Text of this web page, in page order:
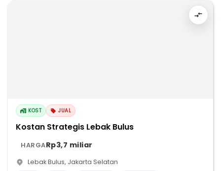
KOST JUAL
Kostan Strategis Lebak Bulus
HARGARp3,7 miliar
Lebak Bulus, Jakarta Selatan